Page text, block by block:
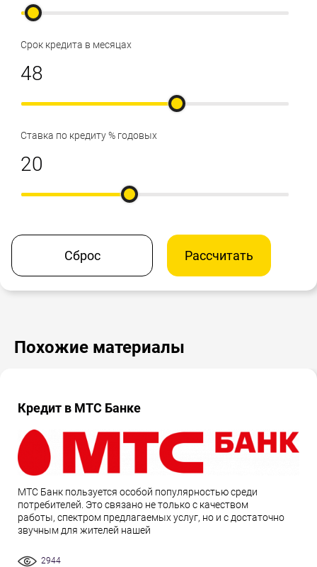
Срок кредита в месяцах
Ставка по кредиту % годовых
Сброс Рассчитать
Похожие материалы
Кредит в МТС Банке
МТС Банк пользуется особой популярностью среди
потребителей. Это связано не только с качеством
работы, спектром предлагаемых услуг, но и с достаточно
звучным для жителей нашей
2944